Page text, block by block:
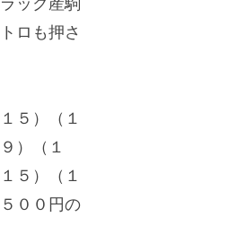
ック産駒
ロも押さ
５）（１
）（１
５）（１
００円の